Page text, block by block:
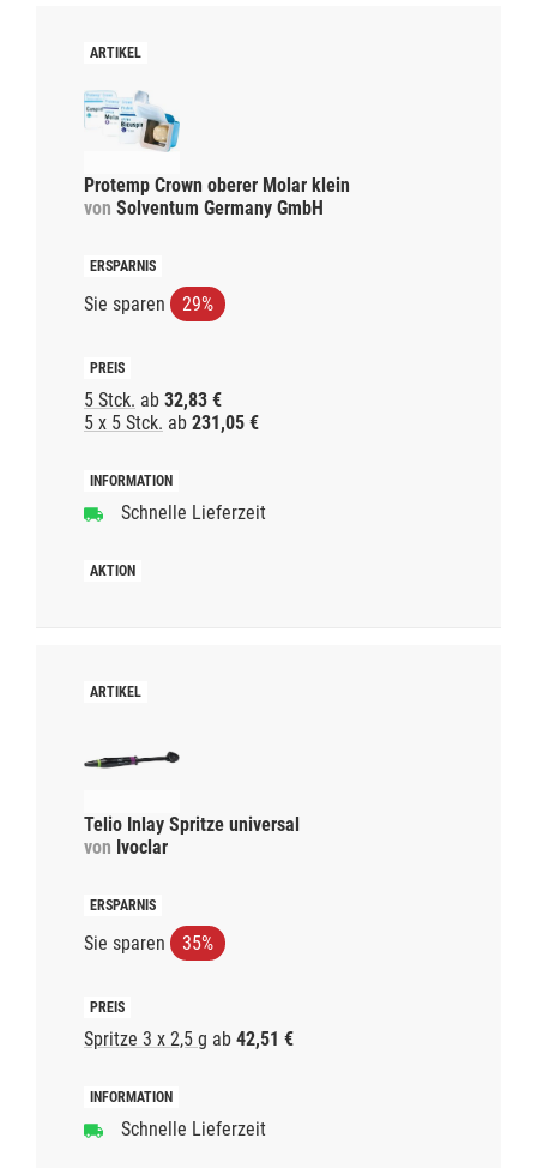
Protemp Crown oberer Molar klein
von Solventum Germany GmbH
Sie sparen 29%
5 Stck. ab 32,83 €
5 x 5 Stck. ab 231,05 €
Schnelle Lieferzeit
Telio Inlay Spritze universal
von Ivoclar
Sie sparen 35%
Spritze 3 x 2,5 g ab 42,51 €
Schnelle Lieferzeit